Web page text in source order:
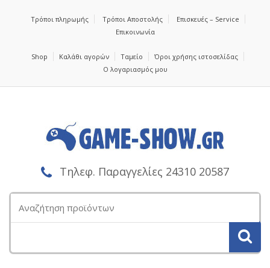
Τρόποι πληρωμής Τρόποι Αποστολής
Επισκευές – Service
Επικοινωνία
Shop Καλάθι αγορών Ταμείο
Όροι χρήσης ιστοσελίδας
Ο λογαριασμός μου
Τηλεφ. Παραγγελίες 24310 20587
για: